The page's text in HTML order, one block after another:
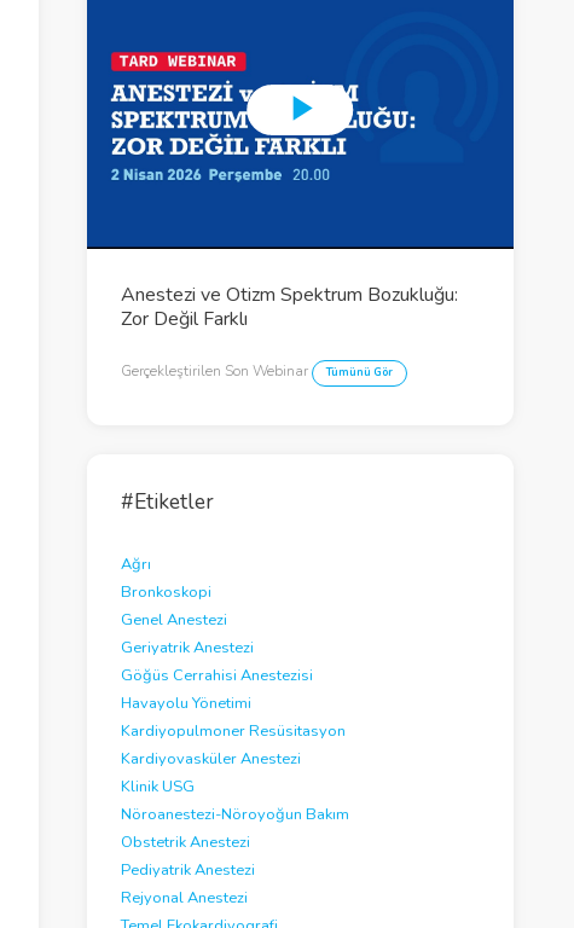
P
l
y
V
d
Anestezi ve Otizm Spektrum Bozukluğu:
Zor Değil Farklı
Gerçekleştirilen Son Webinar Tümünü Gör
#Etiketler
Ağrı
Bronkoskopi
Genel Anestezi
Geriyatrik Anestezi
Göğüs Cerrahisi Anestezisi
Havayolu Yönetimi
Kardiyopulmoner Resüsitasyon
Kardiyovasküler Anestezi
Klinik USG
Nöroanestezi-Nöroyoğun Bakım
Obstetrik Anestezi
Pediyatrik Anestezi
Rejyonal Anestezi